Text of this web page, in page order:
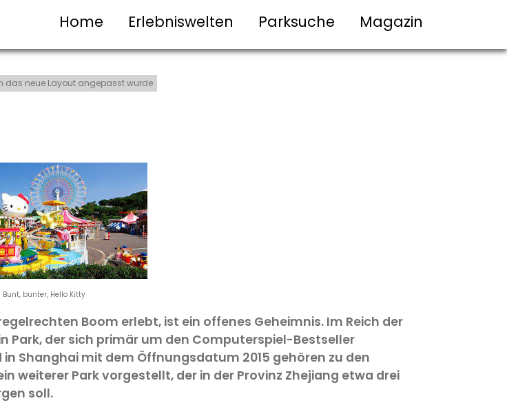
Home Erlebniswelten Parksuche Magazin
das neue Layout angepasst wurde
Bunt, bunter, Hello Kitty
Boom erlebt, ist ein offenes Geheimnis. Im Reich der
Park, der sich primär um den Computerspiel-Bestseller
Shanghai mit dem Öffnungsdatum 2015 gehören zu den
weiterer Park vorgestellt, der in der Provinz Zhejiang etwa drei
soll.